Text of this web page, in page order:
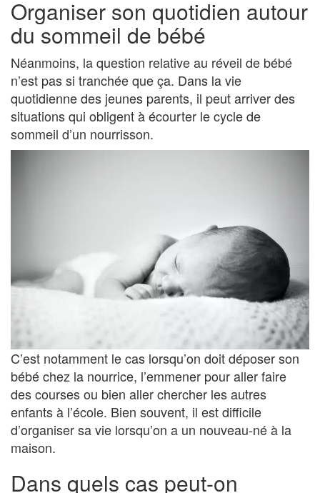
Organiser son quotidien autour
du sommeil de bébé
Néanmoins, la question relative au réveil de bébé
n’est pas si tranchée que ça. Dans la vie
quotidienne des jeunes parents, il peut arriver des
situations qui obligent à écourter le cycle de
sommeil d’un nourrisson.
C’est notamment le cas lorsqu’on doit déposer son
bébé chez la nourrice, l’emmener pour aller faire
des courses ou bien aller chercher les autres
enfants à l’école. Bien souvent, il est difficile
d’organiser sa vie lorsqu’on a un nouveau-né à la
maison.
Dans quels cas peut-on